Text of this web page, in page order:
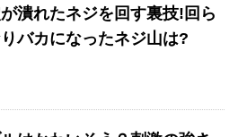
潰れたネジを回す裏技!回ら
バカになったネジ山は?